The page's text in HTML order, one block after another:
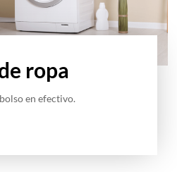
ropa
en efectivo.